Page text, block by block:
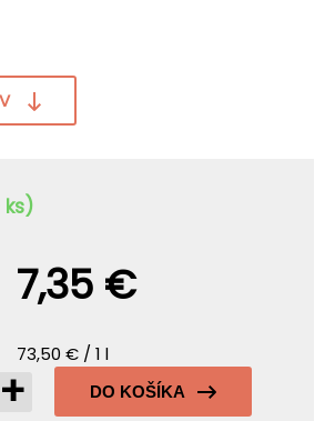
ks)
7,35 €
73,50 € / 1 l
+ DO KOŠÍKA